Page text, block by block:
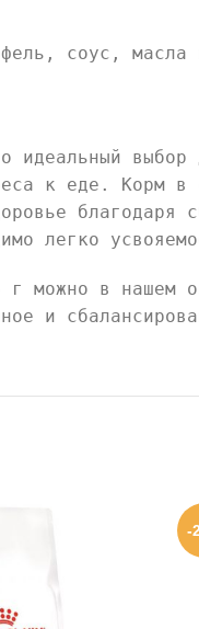
соус,
выбор
к еде. Корм
благодаря
легко
в нашем
и
-